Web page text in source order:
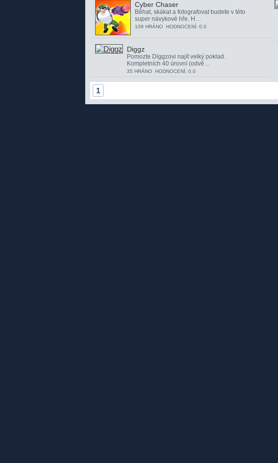
Cyber Chaser
Běhat, skákat a fotografovat budete v této
super návykové hře. H…
109 HRÁNO HODNOCENÍ: 0.0
Diggz
Pomozte Diggzovi najít velký poklad.
Kompletních 40 úrovní (odvě…
35 HRÁNO HODNOCENÍ: 0.0
1